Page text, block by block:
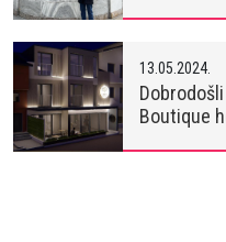
13.05.2024.
Boutique